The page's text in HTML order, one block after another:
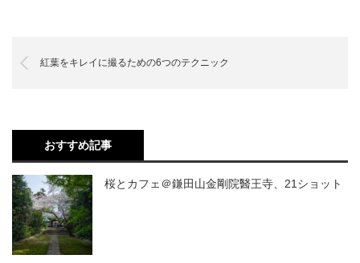
紅葉をキレイに撮るための6つのテクニック
おすすめ記事
桜とカフェ＠鎌田山金剛院醫王寺、21ショット